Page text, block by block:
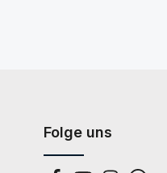
Folge uns